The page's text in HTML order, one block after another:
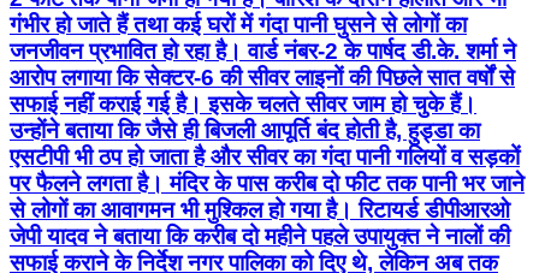
गंभीर हो जाते हैं तथा कई घरों में गंदा पानी घुसने से लोगों का
जनजीवन प्रभावित हो रहा है। वार्ड नंबर-2 के पार्षद डी.के. शर्मा ने
आरोप लगाया कि सेक्टर-6 की सीवर लाइनों की पिछले सात वर्षों से
सफाई नहीं कराई गई है। इसके चलते सीवर जाम हो चुके हैं।
उन्होंने बताया कि जैसे ही बिजली आपूर्ति बंद होती है, हुड्डा का
एसटीपी भी ठप हो जाता है और सीवर का गंदा पानी गलियों व सड़कों
पर फैलने लगता है। मंदिर के पास करीब दो फीट तक पानी भर जाने
से लोगों का आवागमन भी मुश्किल हो गया है। रिटायर्ड डीपीआरओ
जेपी यादव ने बताया कि करीब दो महीने पहले उपायुक्त ने नालों की
सफाई कराने के निर्देश नगर पालिका को दिए थे, लेकिन अब तक